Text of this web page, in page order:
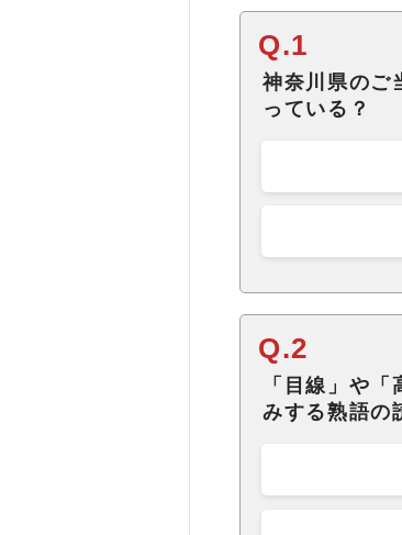
Q.1
神奈川県のご
っている？
Q.2
「目線」や
みする熟語の